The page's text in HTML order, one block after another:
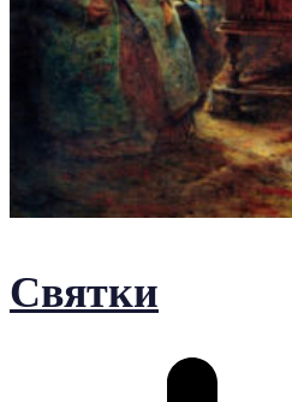
Святки